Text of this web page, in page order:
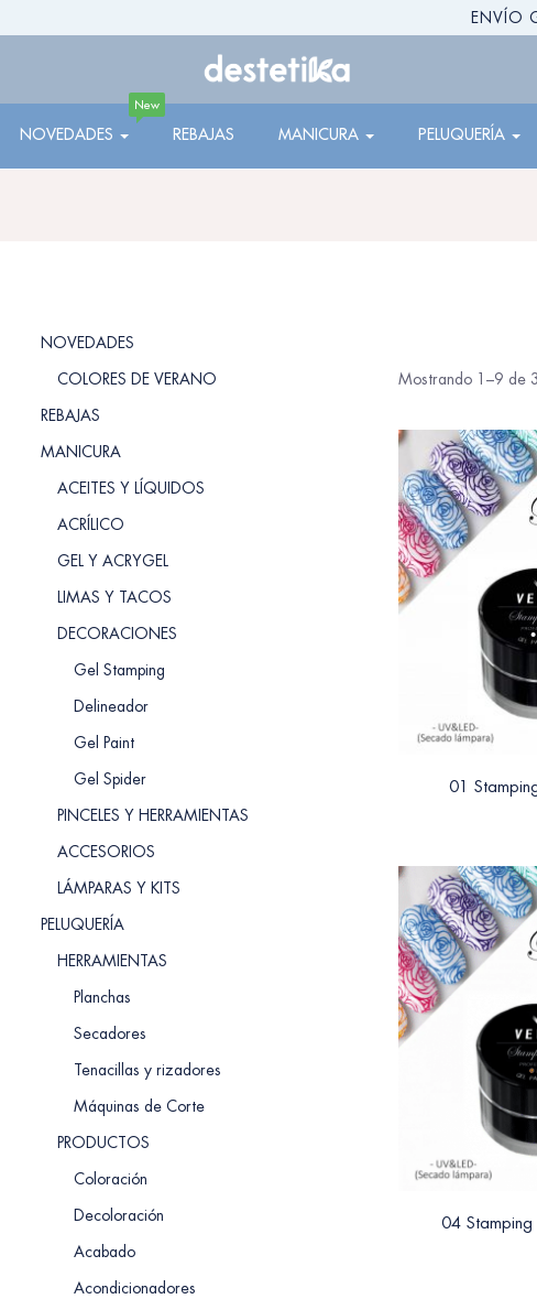
ENVÍO
NOVEDADES
New
REBAJAS MANICURA PELUQUERÍA
NOVEDADES
COLORES DE VERANO
REBAJAS
MANICURA
ACEITES Y LÍQUIDOS
ACRÍLICO
GEL Y ACRYGEL
LIMAS Y TACOS
DECORACIONES
Gel Stamping
Delineador
Gel Paint
Gel Spider
PINCELES Y HERRAMIENTAS
ACCESORIOS
LÁMPARAS Y KITS
PELUQUERÍA
HERRAMIENTAS
Planchas
Secadores
Tenacillas y rizadores
Máquinas de Corte
PRODUCTOS
Coloración
Decoloración
Acabado
Acondicionadores
Mostrando 1–9 de
01
04